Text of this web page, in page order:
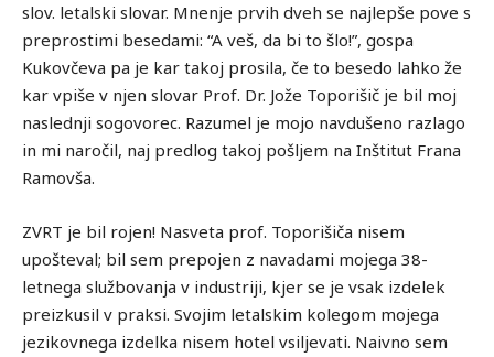
slov. letalski slovar. Mnenje prvih dveh se najlepše pove s
preprostimi besedami: “A veš, da bi to šlo!”, gospa
Kukovčeva pa je kar takoj prosila, če to besedo lahko že
kar vpiše v njen slovar Prof. Dr. Jože Toporišič je bil moj
naslednji sogovorec. Razumel je mojo navdušeno razlago
in mi naročil, naj predlog takoj pošljem na Inštitut Frana
Ramovša.
ZVRT je bil rojen! Nasveta prof. Toporišiča nisem
upošteval; bil sem prepojen z navadami mojega 38-
letnega službovanja v industriji, kjer se je vsak izdelek
preizkusil v praksi. Svojim letalskim kolegom mojega
jezikovnega izdelka nisem hotel vsiljevati. Naivno sem